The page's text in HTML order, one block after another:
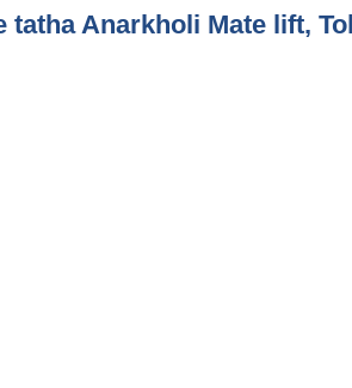
tatha Anarkholi Mate lift,